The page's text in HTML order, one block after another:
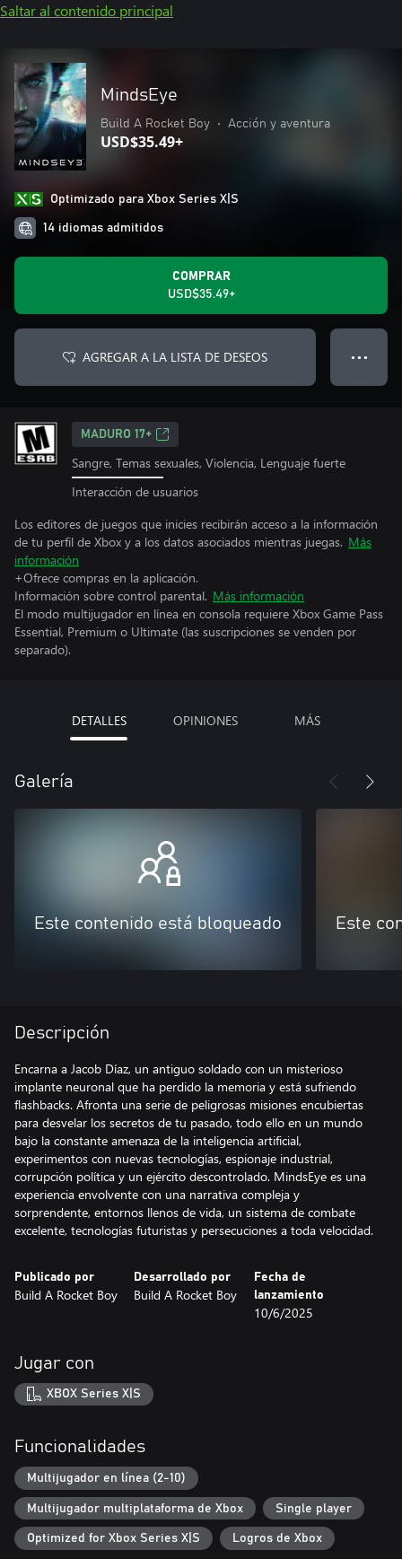
Saltar al contenido principal
MindsEye
Build A Rocket Boy • Acción y aventura
USD$35.49+
Optimizado para Xbox Series X|S
14 idiomas admitidos
COMPRAR
USD$35.49+
AGREGAR A LA LISTA DE DESEOS ● ● ●
MADURO 17+
Sangre, Temas sexuales, Violencia, Lenguaje fuerte
Interacción de usuarios
Los editores de juegos que inicies recibirán acceso a la información
de tu perfil de Xbox y a los datos asociados mientras juegas. Más
información
+Ofrece compras en la aplicación.
Información sobre control parental. Más información
El modo multijugador en línea en consola requiere Xbox Game Pass
Essential, Premium o Ultimate (las suscripciones se venden por
separado).
DETALLES OPINIONES MÁS
Galería
Este contenido está bloqueado Este
Descripción
Encarna a Jacob Díaz, un antiguo soldado con un misterioso
implante neuronal que ha perdido la memoria y está sufriendo
flashbacks. Afronta una serie de peligrosas misiones encubiertas
para desvelar los secretos de tu pasado, todo ello en un mundo
bajo la constante amenaza de la inteligencia artificial,
experimentos con nuevas tecnologías, espionaje industrial,
corrupción política y un ejército descontrolado. MindsEye es una
experiencia envolvente con una narrativa compleja y
sorprendente, entornos llenos de vida, un sistema de combate
excelente, tecnologías futuristas y persecuciones a toda velocidad.
Publicado por
Build A Rocket Boy
Desarrollado por
Build A Rocket Boy
Fecha de
lanzamiento
10/6/2025
Jugar con
XBOX Series X|S
Funcionalidades
Multijugador en línea (2-10)
Multijugador multiplataforma de Xbox Single player
Optimized for Xbox Series X|S Logros de Xbox